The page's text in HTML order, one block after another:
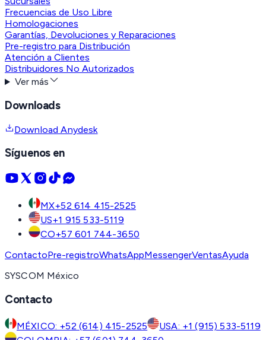
Frecuencias de Uso Libre
Homologaciones
Garantías, Devoluciones y Reparaciones
Pre-registro para Distribución
Atención a Clientes
Distribuidores No Autorizados
Ver más
Downloads
Download Anydesk
Síguenos en
MX+52 614 415-2525
US+1 915 533-5119
CO+57 601 744-3650
ContactoPre-registroWhatsAppMessengerVentasAyuda
SYSCOM México
Contacto
MÉXICO: +52 (614) 415-2525
USA: +1 (915) 533-5119